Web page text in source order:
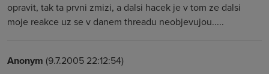
opravit, tak ta prvni zmizi, a dalsi hacek je v tom ze dalsi
moje reakce uz se v danem threadu neobjevujou.....
Anonym (9.7.2005 22:12:54)